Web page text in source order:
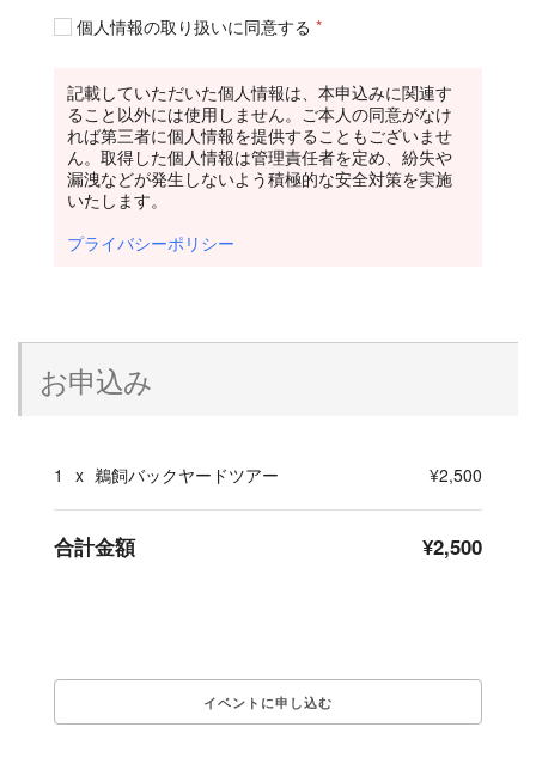
個人情報の取り扱いに同意する *
記載していただいた個人情報は、本申込みに関連す
ること以外には使用しません。ご本人の同意がなけ
れば第三者に個人情報を提供することもございませ
ん。取得した個人情報は管理責任者を定め、紛失や
漏洩などが発生しないよう積極的な安全対策を実施
いたします。
プライバシーポリシー
お申込み
1 x 鵜飼バックヤードツアー ¥2,500
合計金額 ¥2,500